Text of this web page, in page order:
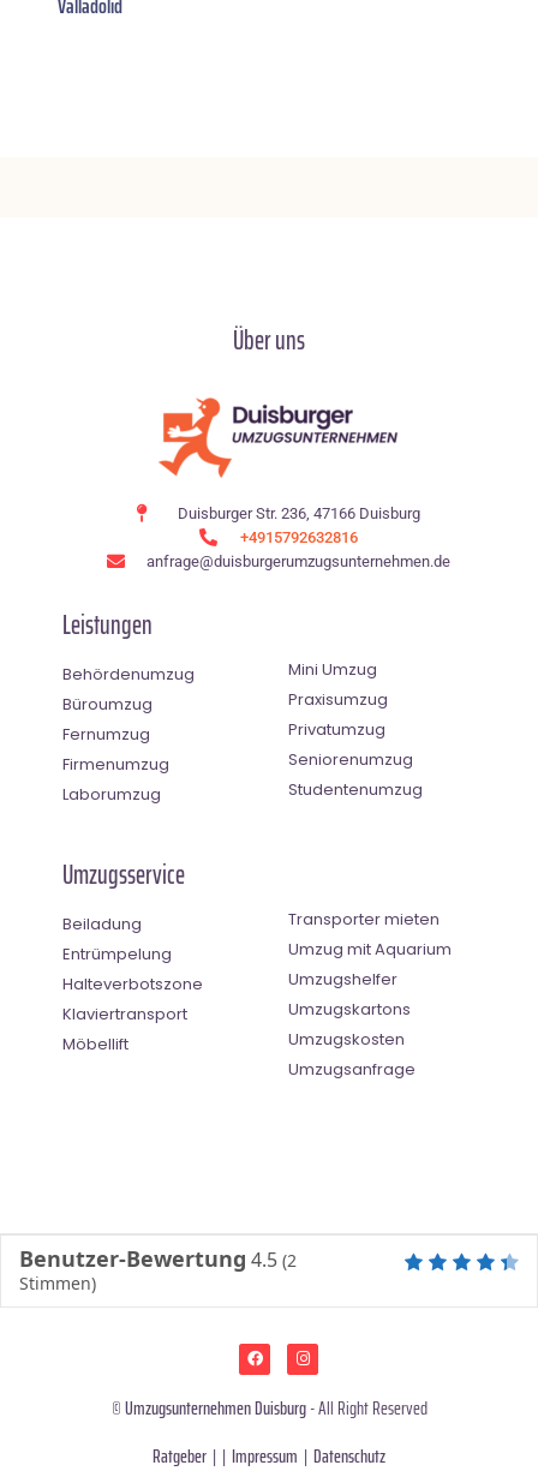
Über uns
Duisburger Str. 236, 47166 Duisburg
+4915792632816
anfrage@duisburgerumzugsunternehmen.de
Leistungen
Behördenumzug
Büroumzug
Fernumzug
Firmenumzug
Laborumzug
Mini Umzug
Praxisumzug
Privatumzug
Seniorenumzug
Studentenumzug
Umzugsservice
Beiladung
Entrümpelung
Halteverbotszone
Klaviertransport
Möbellift
Transporter mieten
Umzug mit Aquarium
Umzugshelfer
Umzugskartons
Umzugskosten
Umzugsanfrage
Benutzer-Bewertung 4.5 (2
Stimmen)
©Umzugsunternehmen Duisburg- All Right Reserved
Ratgeber | | Impressum | Datenschutz